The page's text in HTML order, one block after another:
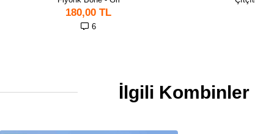
6
180,00 TL
İlgili Kombinler